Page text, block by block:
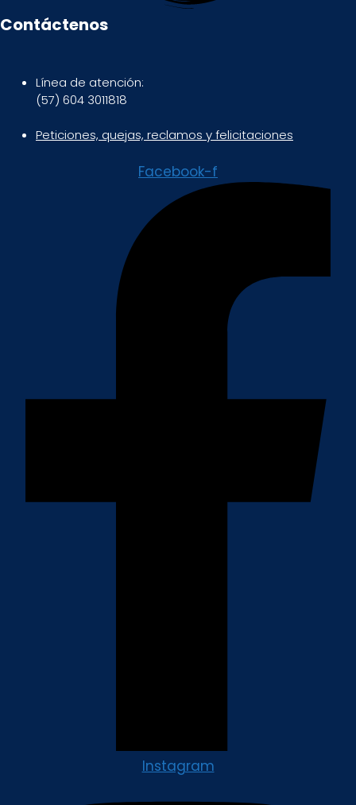
Contáctenos
Línea de atención:
(57) 604 3011818
Peticiones, quejas, reclamos y felicitaciones
Facebook-f
Instagram